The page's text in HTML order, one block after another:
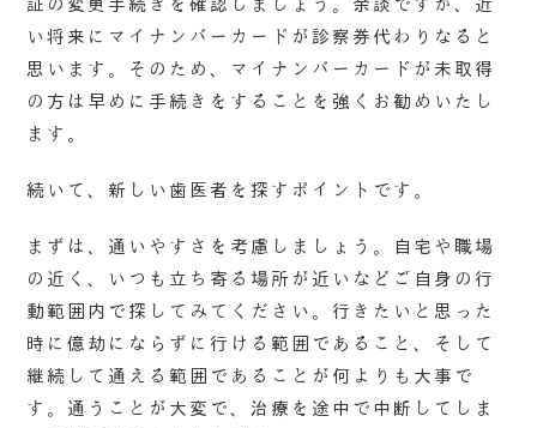
い将来にマイナンバーカードが診察券代わりなると
思います。そのため、マイナンバーカードが未取得
の方は早めに手続きをすることを強くお勧めいたし
ます。
続いて、新しい歯医者を探すポイントです。
まずは、通いやすさを考慮しましょう。自宅や職場
の近く、いつも立ち寄る場所が近いなどご自身の行
動範囲内で探してみてください。行きたいと思った
時に億劫にならずに行ける範囲であること、そして
継続して通える範囲であることが何よりも大事で
す。通うことが大変で、治療を途中で中断してしま